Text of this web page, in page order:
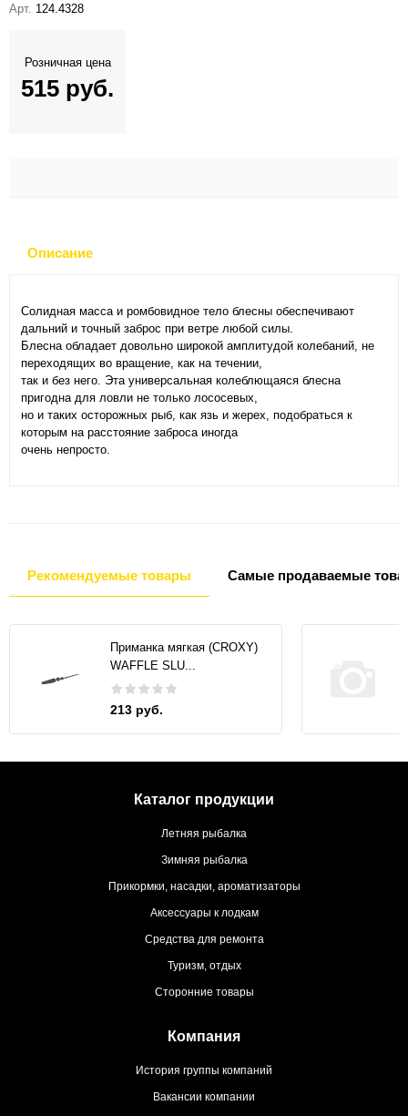
Арт. 124.4328
Розничная цена
515 руб.
Описание
Солидная масса и ромбовидное тело блесны обеспечивают
дальний и точный заброс при ветре любой силы.
Блесна обладает довольно широкой амплитудой колебаний, не
переходящих во вращение, как на течении,
так и без него. Эта универсальная колеблющаяся блесна
пригодна для ловли не только лососевых,
но и таких осторожных рыб, как язь и жерех, подобраться к
которым на расстояние заброса иногда
очень непросто.
Рекомендуемые товары Самые продаваемые
Приманка мягкая (CROXY)
WAFFLE SLU...
213 руб.
Каталог продукции
Летняя рыбалка
Зимняя рыбалка
Прикормки, насадки, ароматизаторы
Аксессуары к лодкам
Средства для ремонта
Туризм, отдых
Сторонние товары
Компания
История группы компаний
Вакансии компании